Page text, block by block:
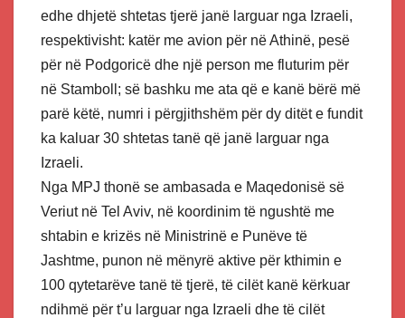
edhe dhjetë shtetas tjerë janë larguar nga Izraeli,
respektivisht: katër me avion për në Athinë, pesë
për në Podgoricë dhe një person me fluturim për
në Stamboll; së bashku me ata që e kanë bërë më
parë këtë, numri i përgjithshëm për dy ditët e fundit
ka kaluar 30 shtetas tanë që janë larguar nga
Izraeli.
Nga MPJ thonë se ambasada e Maqedonisë së
Veriut në Tel Aviv, në koordinim të ngushtë me
shtabin e krizës në Ministrinë e Punëve të
Jashtme, punon në mënyrë aktive për kthimin e
100 qytetarëve tanë të tjerë, të cilët kanë kërkuar
ndihmë për t’u larguar nga Izraeli dhe të cilët